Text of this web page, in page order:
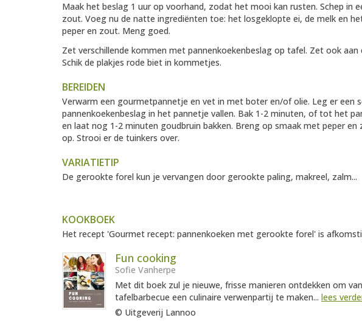
Maak het beslag 1 uur op voorhand, zodat het mooi kan rusten. Schep in
zout. Voeg nu de natte ingrediënten toe: het losgeklopte ei, de melk en
peper en zout. Meng goed.
Zet verschillende kommen met pannenkoekenbeslag op tafel. Zet ook
Schik de plakjes rode biet in kommetjes.
BEREIDEN
Verwarm een gourmetpannetje en vet in met boter en/of olie. Leg er een
pannenkoekenbeslag in het pannetje vallen. Bak 1-2 minuten, of tot het
en laat nog 1-2 minuten goudbruin bakken. Breng op smaak met peper
op. Strooi er de tuinkers over.
VARIATIETIP
De gerookte forel kun je vervangen door gerookte paling, makreel, zalm...
KOOKBOEK
Het recept 'Gourmet recept: pannenkoeken met gerookte forel' is
Fun cooking
Sofie Vanherpe
Met dit boek zul je nieuwe, frisse manieren ontdekken om
tafelbarbecue een culinaire verwenpartij te maken... lees
© Uitgeverij Lannoo